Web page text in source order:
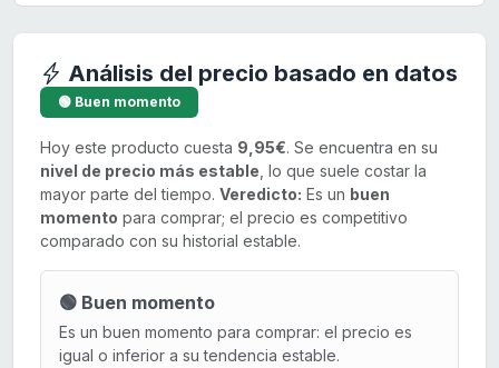
Análisis del precio basado en datos
🟢 Buen momento
Hoy este producto cuesta 9,95€. Se encuentra en su
nivel de precio más estable , lo que suele costar la
mayor parte del tiempo. Veredicto: Es un buen
momento para comprar; el precio es competitivo
comparado con su historial estable.
🟢 Buen momento
Es un buen momento para comprar: el precio es
igual o inferior a su tendencia estable.